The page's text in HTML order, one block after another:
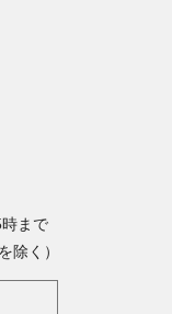
まで
除く）